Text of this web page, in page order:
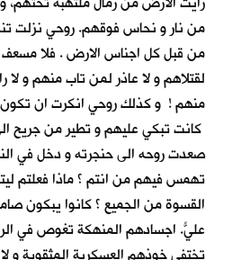
من نار و نحاس فوقهم. روحي نزلت
من قبل كل اجناس الارض . فلا مسعف
لقتلاهم و لا عاذر لمن تاب منهم و
منهم ! و كذلك روحي انكرت ان
كانت تبكي عليهم و تطير من جريح
صعدت روحه الى حنجرته و دخل في
تهمس فيهم من انتم ؟ ماذا فعلتم
القسوة من الجميع ؟ كانوا يبكون
عليّ. اجسادهم المنهكة تغوص في